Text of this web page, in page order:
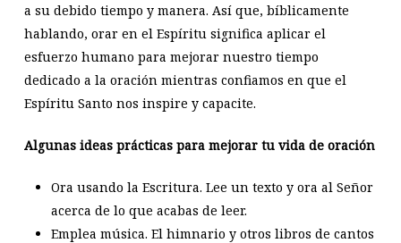
a su debido tiempo y manera. Así que, bíblicamente
hablando, orar en el Espíritu significa aplicar el
esfuerzo humano para mejorar nuestro tiempo
dedicado a la oración mientras confiamos en que el
Espíritu Santo nos inspire y capacite.
Algunas ideas prácticas para mejorar tu vida de oración
Ora usando la Escritura. Lee un texto y ora al Señor
acerca de lo que acabas de leer.
Emplea música. El himnario y otros libros de cantos